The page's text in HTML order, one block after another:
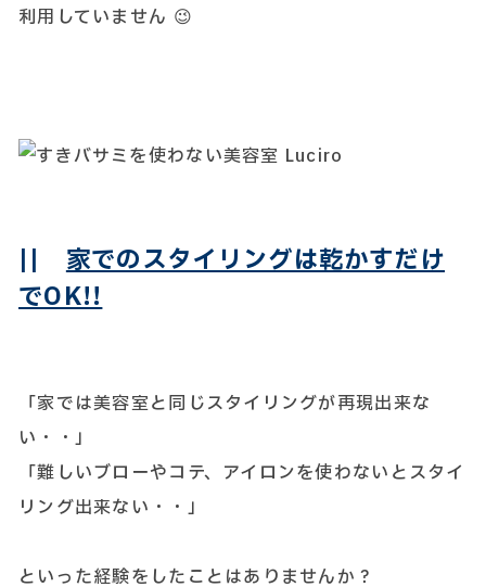
利用していません 😉
||家でのスタイリングは乾かすだけ
でOK!!
「家では美容室と同じスタイリングが再現出来な
い・・」
「難しいブローやコテ、アイロンを使わないとスタイ
リング出来ない・・」
といった経験をしたことはありませんか？